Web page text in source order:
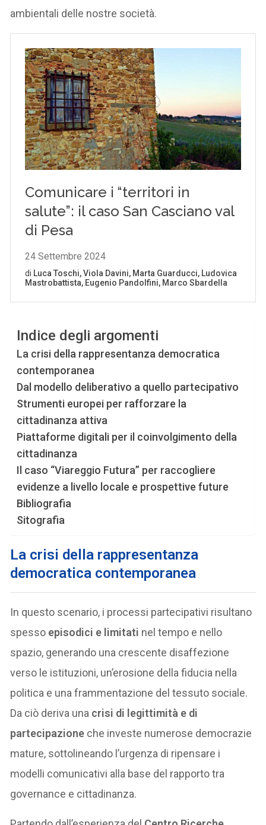
ambientali delle nostre società.
Indice degli argomenti
La crisi della rappresentanza democratica
contemporanea
Dal modello deliberativo a quello partecipativo
Strumenti europei per rafforzare la
cittadinanza attiva
Piattaforme digitali per il coinvolgimento della
cittadinanza
Il caso “Viareggio Futura” per raccogliere
evidenze a livello locale e prospettive future
Bibliografia
Sitografia
La crisi della rappresentanza
democratica contemporanea
In questo scenario, i processi partecipativi risultano
spesso episodici e limitati nel tempo e nello
spazio, generando una crescente disaffezione
verso le istituzioni, un’erosione della fiducia nella
politica e una frammentazione del tessuto sociale.
Da ciò deriva una crisi di legittimità e di
partecipazione che investe numerose democrazie
mature, sottolineando l’urgenza di ripensare i
modelli comunicativi alla base del rapporto tra
governance e cittadinanza.